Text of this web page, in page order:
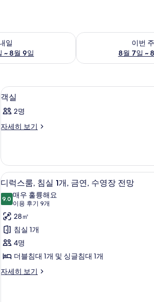
일
~ 8월 9일
확인, 8월 8일 ~ 8월 9일
이번
8월 7일 ~
이번 주말 예약 가능
객
실
진
두
보
기
1 개의 침실, 미니
4
객실
2명
자세히 보기
객
히
보
기
| 1 개의 침실, 미니바, 객실 내 금고, 책상
디
럭
스
룸,
침
실
1
개,
디럭스룸, 침실 1
7
디럭스룸, 침실 1개, 금연, 수영장 전망
9.09.0점 만점 중 10점
매우 훌륭해요
이용 후기 9개
(이
용
후
기
9
개)
28㎡
침실 1개
4명
더블침대 1개 및 싱글침대 1개
자세히 보기
디